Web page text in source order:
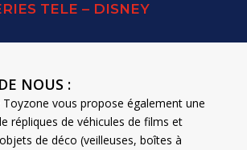
TELE – DISNEY
NOUS :
vous propose également une
répliques de véhicules de films et
de déco (veilleuses, boîtes à